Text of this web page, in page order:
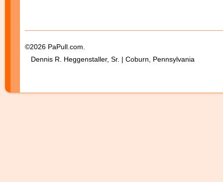
©2026 PaPull.com.
Dennis R. Heggenstaller, Sr. | Coburn, Pennsylvania